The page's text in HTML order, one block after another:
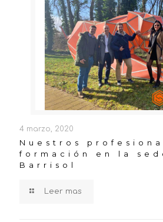
4 marzo, 2020
Nuestros
formación en la
Barrisol
Leer mas